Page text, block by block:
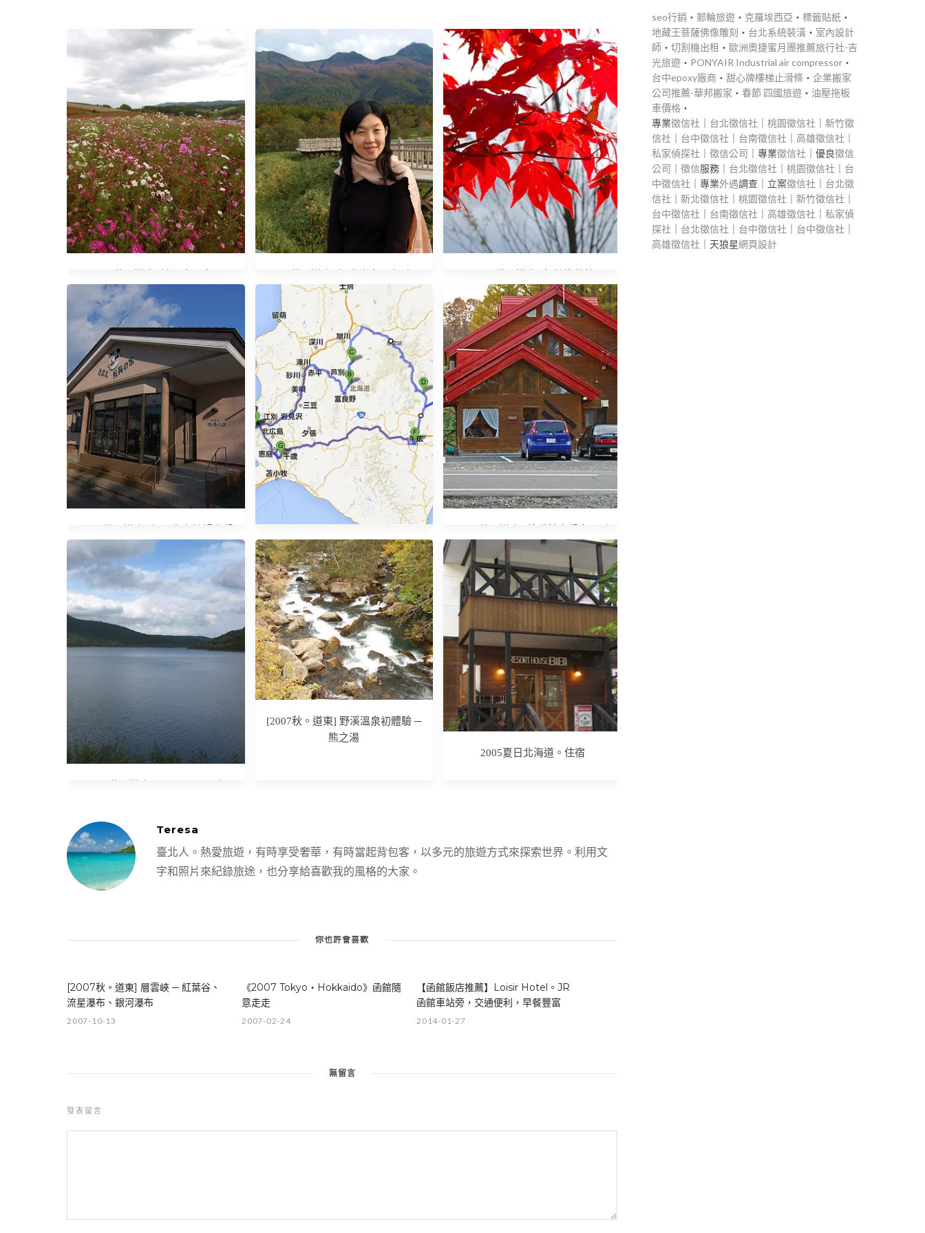
湖、乙女瀑布、鮭魚迴游
【2013北海道。秋】賞楓自駕遊 行
程初版
[2007秋。道東] 野溪溫泉初體驗 ─
熊之湯
2005夏日北海道。住宿
Teresa
臺北人。熱愛旅遊，有時享受奢華，有時當起背包客，以多元的旅遊方式來探索世界。利用文
字和照片來紀錄旅途，也分享給喜歡我的風格的大家。
你也許會喜歡
[2007秋。道東] 層雲峽 ─ 紅葉谷、
流星瀑布、銀河瀑布
2007-10-13
《2007 Tokyo‧Hokkaido》函館隨
意走走
2007-02-24
【函館飯店推薦】Loisir Hotel。JR
函館車站旁，交通便利，早餐豐富
2014-01-27
無留言
發表留言
seo行銷 ‧ 郵輪旅遊 ‧ 克羅埃西亞 ‧ 標籤貼紙 ‧
地藏王菩薩佛像雕刻 ‧ 台北系統裝潢 ‧ 室內設計
師 ‧ 切割機出租 ‧ 歐洲奧捷蜜月團推薦旅行社-吉
光旅遊 ‧ PONYAIR Industrial air compressor ‧
台中epoxy廠商 ‧ 甜心牌樓梯止滑條 ‧ 企業搬家
公司推薦-華邦搬家 ‧ 春節 四國旅遊 ‧ 油壓拖板
車價格 ‧
專業徵信社 台北徵信社 桃園徵信社
新竹徵
信社
台中徵信社 台南徵信社 高雄徵信社
私家偵探社
徵信公司 ｜專業徵信社 ｜優良徵信
公司
徵信服務｜ 台北徵信社 桃園徵信社
台
中徵信社 ｜專業外遇調查｜立案徵信社
台北徵
信社
新北徵信社 桃園徵信社 新竹徵信社
台中徵信社
台南徵信社 高雄徵信社
私家偵
探社
台北徵信社 台中徵信社 台中徵信社
高雄徵信社 ｜天狼星網頁設計